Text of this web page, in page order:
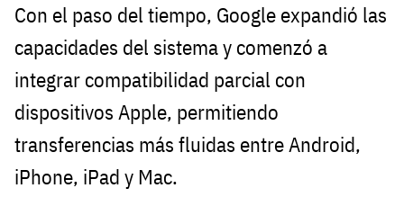
Con el paso del tiempo, Google expandió las
capacidades del sistema y comenzó a
integrar compatibilidad parcial con
dispositivos Apple, permitiendo
transferencias más fluidas entre Android,
iPhone, iPad y Mac.